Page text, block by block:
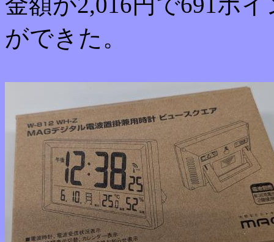
ができた。